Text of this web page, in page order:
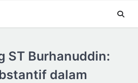
ST Burhanuddin:
dalam